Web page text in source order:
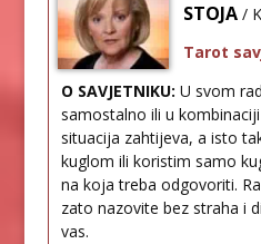
STOJA /
Tarot
O SAVJETNIKU: U svom
samostalno ili u
situacija zahtijeva, a isto
kuglom ili koristim samo
na koja treba odgovoriti.
zato nazovite bez straha i
vas.